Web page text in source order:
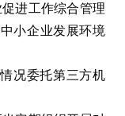
进工作综合管理
小企业发展环境
况委托第三方机